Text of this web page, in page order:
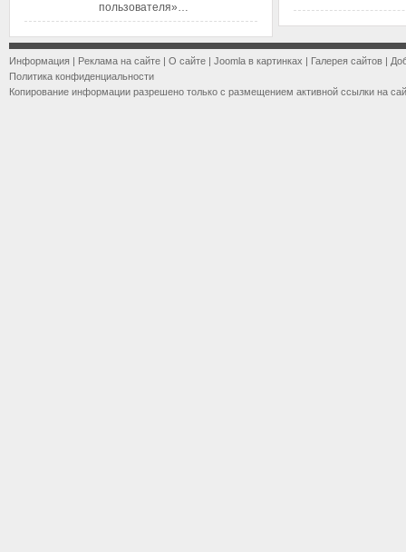
пользователя»…
Информация | Реклама на сайте | О сайте | Joomla в картинках | Галерея сайтов |
Политика конфиденциальности
Копирование информации разрешено только с размещением активной ссылки на